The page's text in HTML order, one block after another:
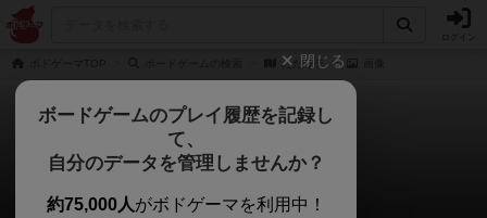
たたリテ
たたリテ
4件の画像
閉じる
ボードゲームのプレイ履歴を記録し
て、
自分のデータを管理しませんか？
約75,000人がボドゲーマを利用中！